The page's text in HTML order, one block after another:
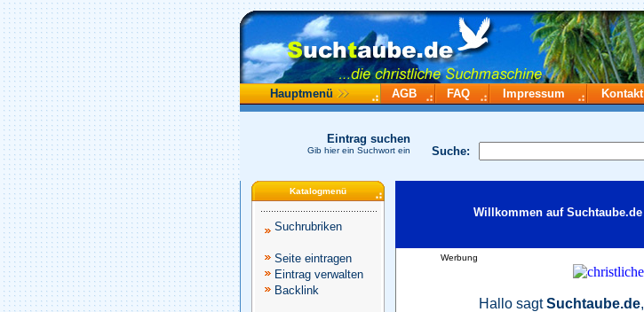
Hauptmenü AGB FAQ Impressum Kontakt
Suche:
Eintrag suchen
Gib hier ein Suchwort ein
Katalogmenü
Suchrubriken
Seite eintragen
Eintrag verwalten
Backlink
Willkommen auf
Werbung
Hallo sagtSuchtaube.de